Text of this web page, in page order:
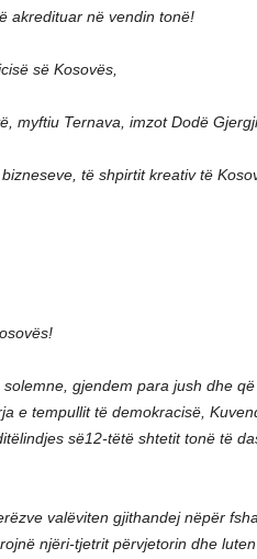
akredituar në vendin tonë!
së Kosovës,
myftiu Ternava, imzot Dodë Gjergji
të shpirtit kreativ të
gjendem para jush dhe
e tempullit të demokracisë,
së12-tëtë shtetit tonë të
valëviten gjithandej nëpër
njëri-tjetrit përvjetorin dhe